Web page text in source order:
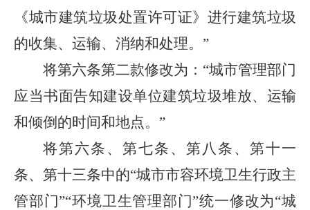
《城市建筑垃圾处置许可证》进行建筑垃圾
的收集、运输、消纳和处理。”
将第六条第二款修改为：“城市管理部门
应当书面告知建设单位建筑垃圾堆放、运输
和倾倒的时间和地点。”
将第六条、第七条、第八条、第十一
条、第十三条中的“城市市容环境卫生行政主
管部门”“环境卫生管理部门”统一修改为“城